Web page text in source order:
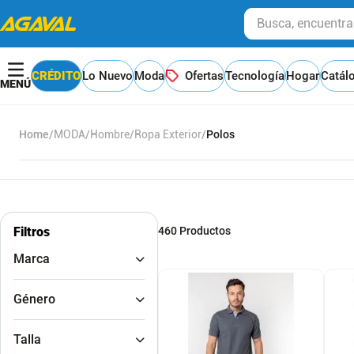
Busca, encuentra y
CRÉDITOLo NuevoModa OfertasTecnologíaHogar
MODA Hombre Ropa Exterior Polos
Filtros
Marca
Axa Fashion
B52
COLOR BLUE
DIESEL
Género
Masculino
Talla
460 Productos